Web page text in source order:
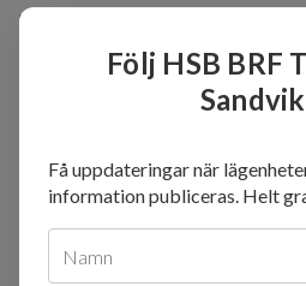
Följ HSB BRF
Få uppdateringar när
information publiceras. Helt
Namn
parkeringsplatser.Gästparkering
Föreningens ekonomi
Kommande avgiftsförändringar:
för 'balkonglånet' blivit lägre.